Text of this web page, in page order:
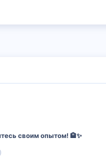
своим опытом! 🏨✨